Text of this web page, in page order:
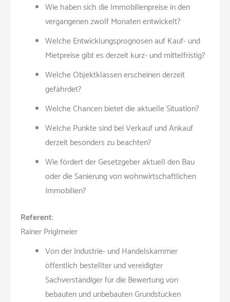
Wie haben sich die Immobilienpreise in den
vergangenen zwölf Monaten entwickelt?
Welche Entwicklungsprognosen auf Kauf- und
Mietpreise gibt es derzeit kurz- und mittelfristig?
Welche Objektklassen erscheinen derzeit
gefährdet?
Welche Chancen bietet die aktuelle Situation?
Welche Punkte sind bei Verkauf und Ankauf
derzeit besonders zu beachten?
Wie fördert der Gesetzgeber aktuell den Bau
oder die Sanierung von wohnwirtschaftlichen
Immobilien?
Referent:
Rainer Priglmeier
Von der Industrie- und Handelskammer
öffentlich bestellter und vereidigter
Sachverständiger für die Bewertung von
bebauten und unbebauten Grundstücken